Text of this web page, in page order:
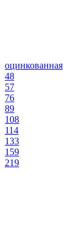
оцинкованная
48
57
76
89
108
114
133
159
219